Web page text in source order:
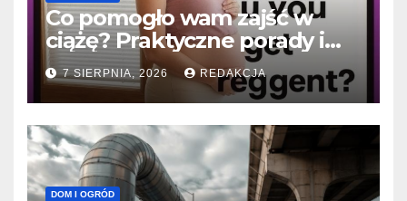
Co pomogło wam zajść w
ciążę? Praktyczne porady i
historie sukcesu
7 SIERPNIA, 2026 REDAKCJA
DOM I OGRÓD